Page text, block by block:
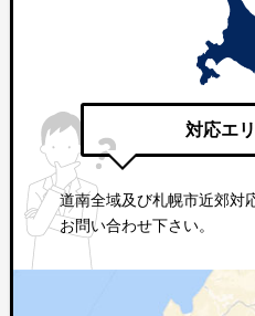
対応エ
道南全域及び札幌市近郊対
お問い合わせ下さい。